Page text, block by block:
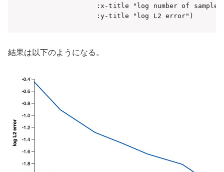
:x-title "log number of
                :y-title "log L2 error")
結果は以下のようになる。